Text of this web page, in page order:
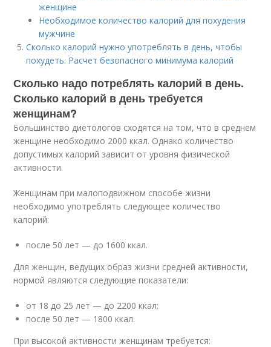
женщине
Необходимое количество калорий для похудения
мужчине
Сколько калорий нужно употреблять в день, чтобы
похудеть. Расчет безопасного минимума калорий
Сколько надо потреблять калорий в день.
Сколько калорий в день требуется
женщинам?
Большинство диетологов сходятся на том, что в среднем
женщине необходимо 2000 ккал. Однако количество
допустимых калорий зависит от уровня физической
активности.
Женщинам при малоподвижном способе жизни
необходимо употреблять следующее количество
калорий:
после 50 лет — до 1600 ккал.
Для женщин, ведущих образ жизни средней активности,
нормой являются следующие показатели:
от 18 до 25 лет — до 2200 ккал;
после 50 лет — 1800 ккал.
При высокой активности женщинам требуется: